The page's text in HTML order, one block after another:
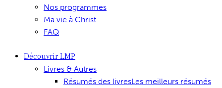
Nos programmes
Ma vie à Christ
FAQ
Découvrir LMP
Livres & Autres
Résumés des livresLes meilleurs résumés